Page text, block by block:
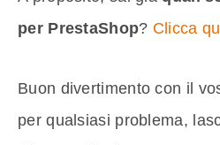
per PrestaShop? Clicca
Buon divertimento con il
per qualsiasi problema,